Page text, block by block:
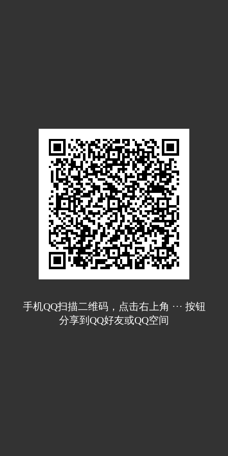
手机QQ扫描二维码，点击右上角 ··· 按钮
分享到QQ好友或QQ空间